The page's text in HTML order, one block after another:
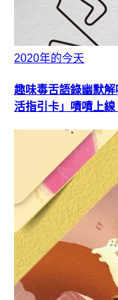
2020年的今天
趣味毒舌語錄幽默
活指引卡」嘖嘖上